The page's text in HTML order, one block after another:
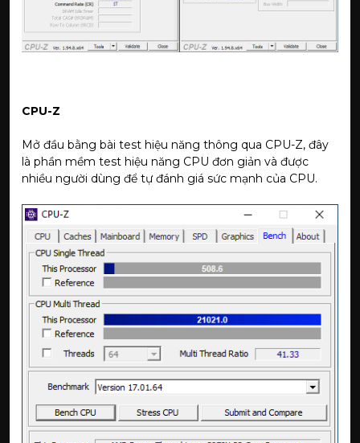
CPU-Z
Mở đầu bằng bài test hiệu năng thông qua CPU-Z, đây
là phần mềm test hiệu năng CPU đơn giản và được
nhiều người dùng để tự đánh giá sức mạnh của CPU.